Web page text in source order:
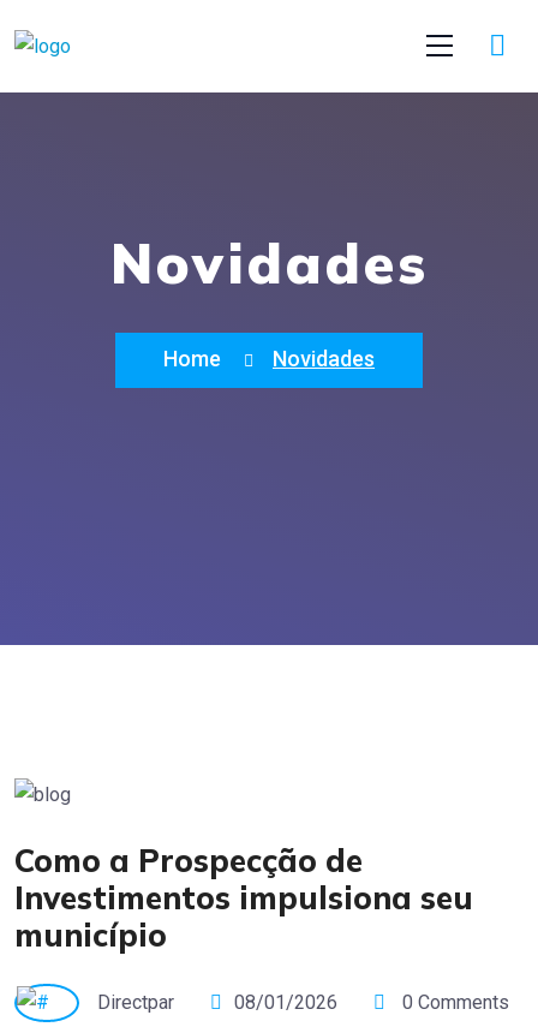
Novidades
Home Novidades
Como a Prospecção de
Investimentos impulsiona seu
município
Directpar 08/01/2026 0 Comments